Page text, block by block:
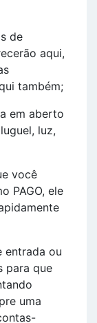
de
aqui,
também;
em aberto
luz,
você
PAGO, ele
entrada ou
para que
uma